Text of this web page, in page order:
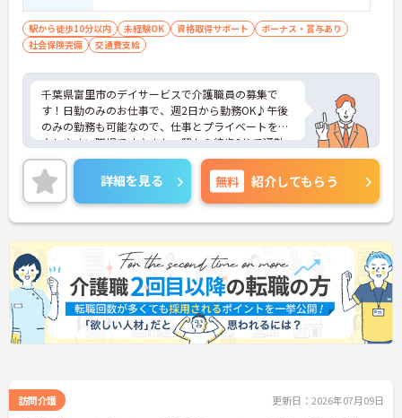
駅から徒歩10分以内 未経験OK 資格取得サポート
ボーナス・賞与あり
社会保険完備
交通費支給
千葉県富里市のデイサービスで介護職員の募集で
す！日勤のみのお仕事で、週2日から勤務OK♪午後
のみの勤務も可能なので、仕事とプライベートを両
立しやすい職場です♪また、駅から徒歩8分で通勤
しやすいのも嬉しいポイント◎ご興味のある方は面
接ポイントをお伝えしますので、お気軽にご連絡く
ださい。
詳細を見る 無料 紹介してもらう
訪問介護 更新日：2026年07月09日